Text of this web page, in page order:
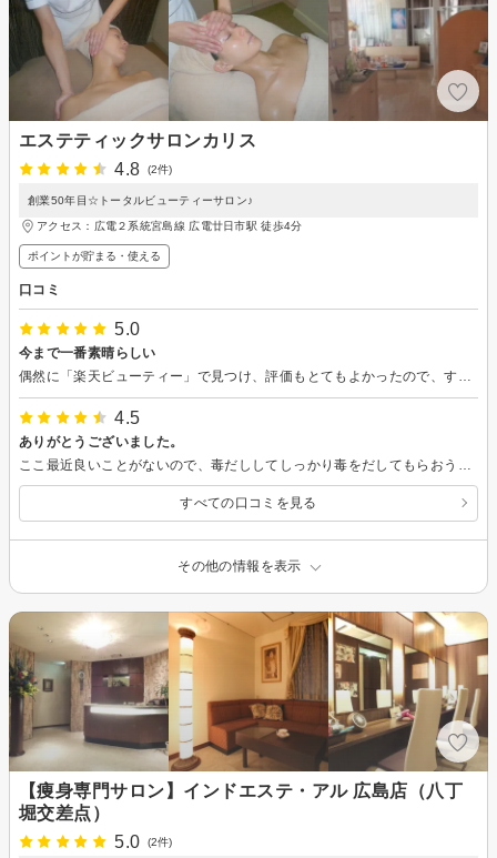
エステティックサロンカリス
4.8
(2件)
創業50年目☆トータルビューティーサロン♪
アクセス：広電２系統宮島線 広電廿日市駅 徒歩4分
ポイントが貯まる・使える
口コミ
5.0
今まで一番素晴らしい
4.5
ありがとうございました。
すべての口コミを見る
その他の情報を表示
【痩身専門サロン】インドエステ・アル 広島店（八丁
堀交差点）
5.0
(2件)